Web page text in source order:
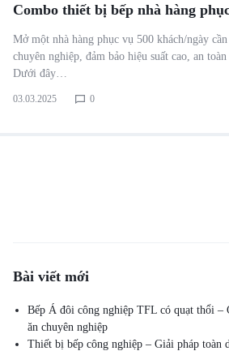
Combo thiết bị bếp nhà hàng
Mở một nhà hàng phục vụ 500 khách/ngày
chuyên nghiệp, đảm bảo hiệu suất cao, an
Dưới đây…
03.03.2025 0
Bài viết mới
Bếp Á đôi công nghiệp TFL có quạt thổi –
ăn chuyên nghiệp
Thiết bị bếp công nghiệp – Giải pháp toàn